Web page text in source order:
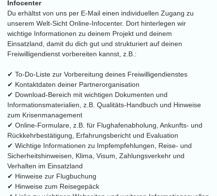
Infocenter
Du erhältst von uns per E-Mail einen individuellen Zugang zu
unserem Welt-Sicht Online-Infocenter. Dort hinterlegen wir
wichtige Informationen zu deinem Projekt und deinem
Einsatzland, damit du dich gut und strukturiert auf deinen
Freiwilligendienst vorbereiten kannst, z.B.:
✔ To-Do-Liste zur Vorbereitung deines Freiwilligendienstes
✔ Kontaktdaten deiner Partnerorganisation
✔ Download-Bereich mit wichtigen Dokumenten und
Informationsmaterialien, z.B. Qualitäts-Handbuch und Hinweise
zum Krisenmanagement
✔ Online-Formulare, z.B. für Flughafenabholung, Ankunfts- und
Rückkehrbestätigung, Erfahrungsbericht und Evaluation
✔ Wichtige Informationen zu Impfempfehlungen, Reise- und
Sicherheitshinweisen, Klima, Visum, Zahlungsverkehr und
Verhalten im Einsatzland
✔ Hinweise zur Flugbuchung
✔ Hinweise zum Reisegepäck